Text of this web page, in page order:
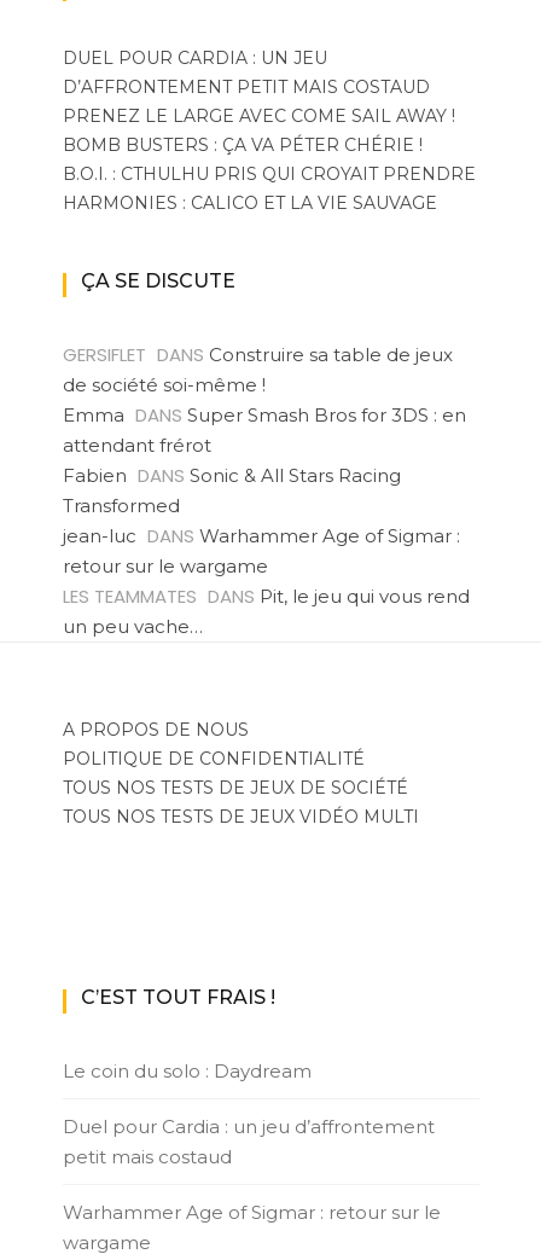
DUEL POUR CARDIA : UN JEU
D’AFFRONTEMENT PETIT MAIS COSTAUD
PRENEZ LE LARGE AVEC COME SAIL AWAY !
BOMB BUSTERS : ÇA VA PÉTER CHÉRIE !
B.O.I. : CTHULHU PRIS QUI CROYAIT PRENDRE
HARMONIES : CALICO ET LA VIE SAUVAGE
ÇA SE DISCUTE
GERSIFLET DANS Construire sa table de jeux
de société soi-même !
Emma DANS Super Smash Bros for 3DS : en
attendant frérot
Fabien DANS Sonic & All Stars Racing
Transformed
jean-luc DANS Warhammer Age of Sigmar :
retour sur le wargame
LES TEAMMATES DANS Pit, le jeu qui vous rend
un peu vache…
A PROPOS DE NOUS
POLITIQUE DE CONFIDENTIALITÉ
TOUS NOS TESTS DE JEUX DE SOCIÉTÉ
TOUS NOS TESTS DE JEUX VIDÉO MULTI
C’EST TOUT FRAIS !
Le coin du solo : Daydream
Duel pour Cardia : un jeu d’affrontement
petit mais costaud
Warhammer Age of Sigmar : retour sur le
wargame